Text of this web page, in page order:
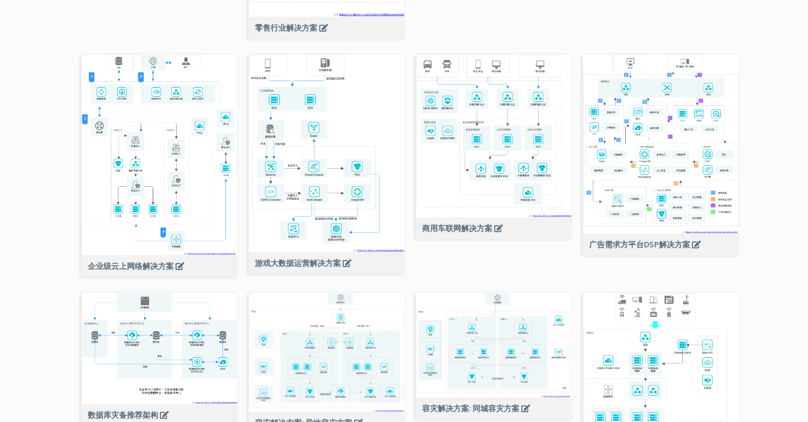
零售行业解决方案
企业级云上网络解决方案 游戏大数据运营解决方案
商用车联网解决方案
广告需求方平台DSP解决方案
数据库灾备推荐架构
容灾解决方案: 同城容灾方案